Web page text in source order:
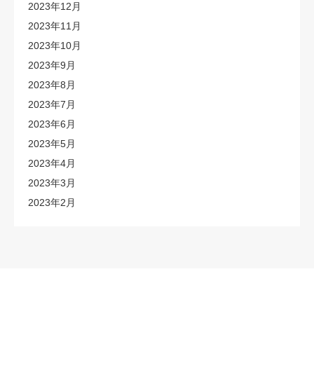
2023年12月
2023年11月
2023年10月
2023年9月
2023年8月
2023年7月
2023年6月
2023年5月
2023年4月
2023年3月
2023年2月